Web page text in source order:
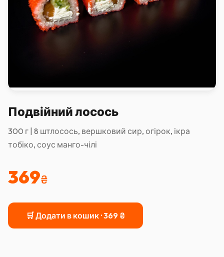
Подвійний лосось
300 г | 8 штлосось, вершковий сир, огірок, ікра
тобіко, соус манго-чілі
369₴
🛒 Додати в кошик ·369 ₴